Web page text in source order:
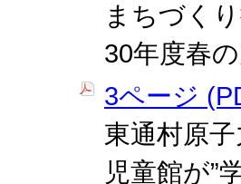
まちづく
30年度春
3ページ
東通村原
児童館が”